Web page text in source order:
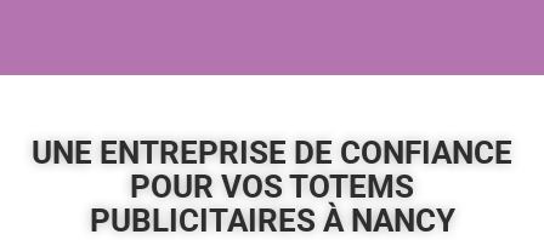
UNE ENTREPRISE DE CONFIANCE
POUR VOS TOTEMS
PUBLICITAIRES À NANCY